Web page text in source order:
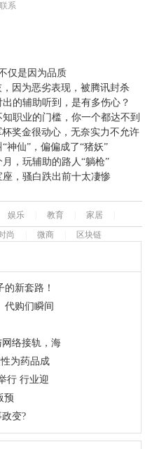
系
仅是因为品质
因为恶劣表现，被腾讯封杀
的辅助听到，是有多伤心？
职业的门槛，你一个都达不到
奖金很动心，无奈实力不允许
神仙”，偏偏成了“猪妖”
，玩辅助的路人“躺枪”
，骚白跌出前十太凄惨
娱乐 教育 家居
尚 微商 区块链
新套路！
代购们瞬间
络接轨，海
为药品成
行 行业迎
预
变?